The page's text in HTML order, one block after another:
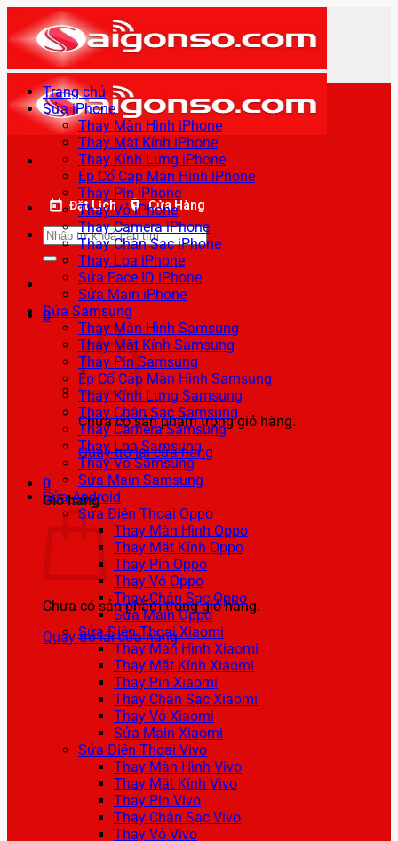
qua
nội
dung
Đặt Lịch Cửa Hàng
Tìm
kiếm:
0
Chưa có sản phẩm trong giỏ hàng.
Quay trở lại cửa hàng
0
Giỏ hàng
Chưa có sản phẩm trong giỏ hàng.
Quay trở lại cửa hàng
Trang chủ
Sửa iPhone
Thay Màn Hình iPhone
Thay Mặt Kính iPhone
Thay Kính Lưng iPhone
Ép Cổ Cáp Màn Hình iPhone
Thay Pin iPhone
Thay Vỏ iPhone
Thay Camera iPhone
Thay Chân Sạc iPhone
Thay Loa iPhone
Sửa Face ID iPhone
Sửa Main iPhone
Sửa Samsung
Thay Màn Hình Samsung
Thay Mặt Kính Samsung
Thay Pin Samsung
Ép Cổ Cáp Màn Hình Samsung
Thay Kính Lưng Samsung
Thay Chân Sạc Samsung
Thay Camera Samsung
Thay Loa Samsung
Thay Vỏ Samsung
Sửa Main Samsung
Sửa Android
Sửa Điện Thoại Oppo
Thay Màn Hình Oppo
Thay Mặt Kính Oppo
Thay Pin Oppo
Thay Vỏ Oppo
Thay Chân Sạc Oppo
Sửa Main Oppo
Sửa Điện Thoại Xiaomi
Thay Màn Hình Xiaomi
Thay Mặt Kính Xiaomi
Thay Pin Xiaomi
Thay Chân Sạc Xiaomi
Thay Vỏ Xiaomi
Sửa Main Xiaomi
Sửa Điện Thoại Vivo
Thay Màn Hình Vivo
Thay Mặt Kính Vivo
Thay Pin Vivo
Thay Chân Sạc Vivo
Thay Vỏ Vivo